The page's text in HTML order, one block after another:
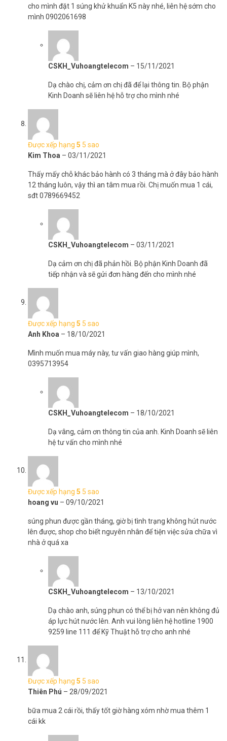
– Điện áp làm việc: DC 3.7V.
– Hiện tại: 15W.
– Trọng lượng: 650 gram.
– Trước khi dùng cho dung dịch khử trùng pha loãng, cồn, hoặc
nước không để xịt phun sương..
– Xuất xứ: Trung Quốc
>>> Xem thêm:Chuyênlắp đặt cameragiám sát uy tín, chất
lượng, giá tốt nhất thị trường hiện nay
Bộ sản phẩm bao gồm:
– Súng phun x 1.
– Cáp Sạc x 1.
* Lưu ý: Hình ảnh sản phẩm chỉ có tính chất minh họa, chi tiết sản
phẩm, màu sắc có thể thay đổi tùy theo sản phẩm thực tế.
Vũ Hoàng Telecomxin cảm ơn bạn đã ghé thăm Website Online
của công ty chúng tôi. Chúng tôi xin cam kết tất cả những sản
ích và sức khỏe của khách hàng lên hàng đầu. Đến đây, bạn sẽ
nhận được sản phẩm có chất lượng tốt, chế độ hậu mãi dài lâu
cùng giá thành phải chăng.
HOTLINE 1900 9259 để được hỗ trợ nhanh nhất. Tham khảo thêm
Facebook Vuhoangtelecom
cho mình đặt 1 súng khử khuẩn K5 này nhé, liên hệ sớm cho
mình 0902061698
CSKH_Vuhoangtelecom – 15/11/2021
Dạ chào chị, cảm ơn chị đã để lại thông tin. Bộ phận
Kinh Doanh sẽ liên hệ hỗ trợ cho mình nhé
Được xếp hạng 5 5 sao
Kim Thoa – 03/11/2021
Thấy mấy chỗ khác bảo hành có 3 tháng mà ở đây bảo hành
12 tháng luôn, vậy thì an tâm mua rồi. Chị muốn mua 1 cái,
sđt 0789669452
CSKH_Vuhoangtelecom – 03/11/2021
Dạ cảm ơn chị đã phản hồi. Bộ phận Kinh Doanh đã
tiếp nhận và sẽ gửi đơn hàng đến cho mình nhé
Được xếp hạng 5 5 sao
Anh Khoa – 18/10/2021
Mình muốn mua máy này, tư vấn giao hàng giúp mình,
0395713954
CSKH_Vuhoangtelecom – 18/10/2021
Dạ vâng, cảm ơn thông tin của anh. Kinh Doanh sẽ liên
hệ tư vấn cho mình nhé
Được xếp hạng 5 5 sao
hoang vu – 09/10/2021
súng phun được gần tháng, giờ bị tình trạng không hút nước
lên được, shop cho biết nguyên nhân để tiện việc sửa chữa vì
nhà ở quá xa
CSKH_Vuhoangtelecom – 13/10/2021
Dạ chào anh, súng phun có thể bị hở van nên không đủ
áp lực hút nước lên. Anh vui lòng liên hệ hotline 1900
9259 line 111 để Kỹ Thuật hỗ trợ cho anh nhé
Được xếp hạng 5 5 sao
Thiên Phú – 28/09/2021
bữa mua 2 cái rồi, thấy tốt giờ hàng xóm nhờ mua thêm 1
cái kk